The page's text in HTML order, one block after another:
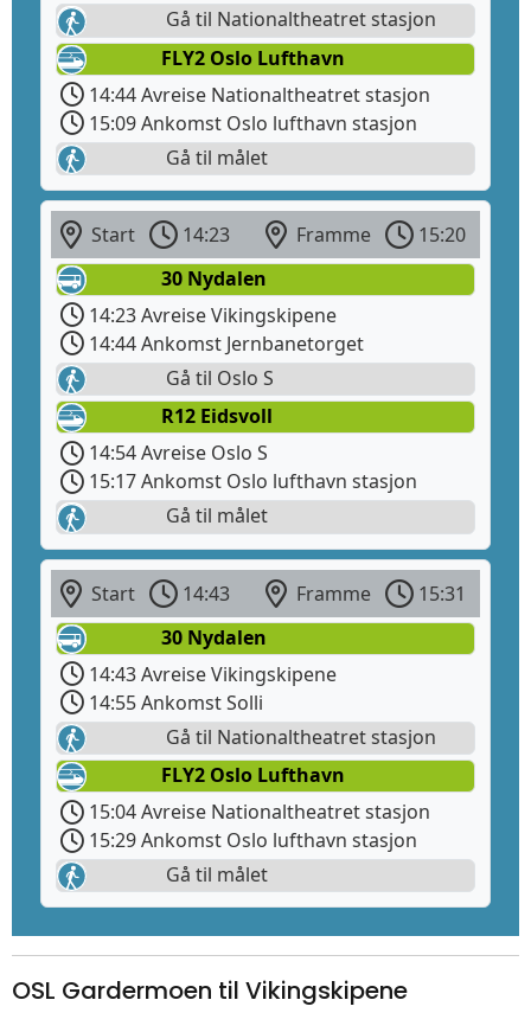
Gå til Nationaltheatret stasjon
FLY2 Oslo Lufthavn
14:44 Avreise Nationaltheatret stasjon
15:09 Ankomst Oslo lufthavn stasjon
Gå til målet
Start 14:23 Framme
15:20
30 Nydalen
14:23 Avreise Vikingskipene
14:44 Ankomst Jernbanetorget
Gå til Oslo S
R12 Eidsvoll
14:54 Avreise Oslo S
15:17 Ankomst Oslo lufthavn stasjon
Gå til målet
Start 14:43 Framme
15:31
30 Nydalen
14:43 Avreise Vikingskipene
14:55 Ankomst Solli
Gå til Nationaltheatret stasjon
FLY2 Oslo Lufthavn
15:04 Avreise Nationaltheatret stasjon
15:29 Ankomst Oslo lufthavn stasjon
Gå til målet
OSL Gardermoen til Vikingskipene